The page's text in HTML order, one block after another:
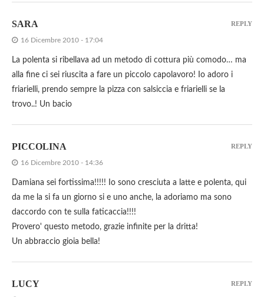
SARA
16 Dicembre 2010 - 17:04
La polenta si ribellava ad un metodo di cottura più comodo… ma
alla fine ci sei riuscita a fare un piccolo capolavoro! Io adoro i
friarielli, prendo sempre la pizza con salsiccia e friarielli se la
trovo..! Un bacio
REPLY
PICCOLINA
16 Dicembre 2010 - 14:36
Damiana sei fortissima!!!!! Io sono cresciuta a latte e polenta, qui
da me la si fa un giorno si e uno anche, la adoriamo ma sono
daccordo con te sulla faticaccia!!!!
Provero' questo metodo, grazie infinite per la dritta!
Un abbraccio gioia bella!
REPLY
LUCY REPLY